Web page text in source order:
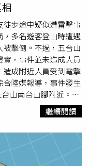
，預估未來4天將朝
5天進入東海南部後
慢，預報不確定性隨
中心（ECMWF）系
路徑預測呈現明顯分
同，導致颱風持續西
偏北幅度愈大，對台
須持續觀察最新預報
步途中疑似遭雷擊事
多名遊客登山時遭遇
擊倒。不過，五台山
，事件並未造成人員
成附近人員受到電擊
陸媒報導，事件發生
山南台山腳附近。當
獲山友求助，得知有
山查看。陳先生抵達
識也保持清醒，只是
楚描述狀況。他觀察
推測可能是雷電先擊中
繼續閱讀